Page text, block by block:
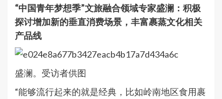
“中国青年梦想季”文旅融合领域专家盛澜：积极
探讨增加新的垂直消费场景，丰富裹蒸文化相关
产品线
盛澜。受访者供图
“能够流行起来的就是经典，比如岭南地区食用裹